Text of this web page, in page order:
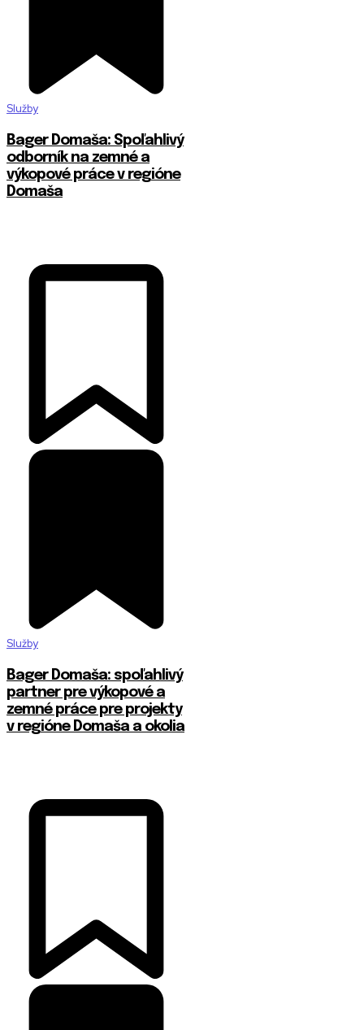
Služby
Bager Domaša: Spoľahlivý
odborník na zemné a
výkopové práce v regióne
Domaša
Služby
Bager Domaša: spoľahlivý
partner pre výkopové a
zemné práce pre projekty
v regióne Domaša a okolia